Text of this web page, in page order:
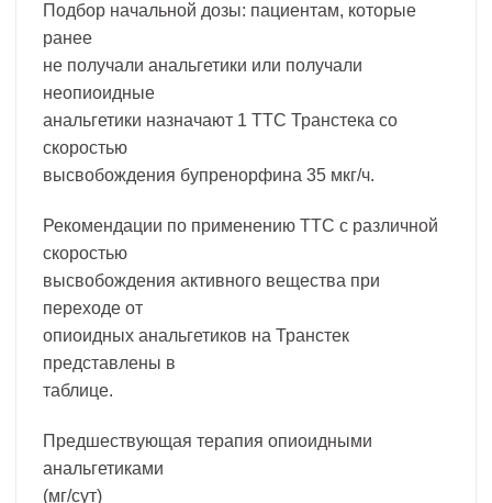
Подбор начальной дозы: пациентам, которые
ранее
не получали анальгетики или получали
неопиоидные
анальгетики назначают 1 ТТС Транстека со
скоростью
высвобождения бупренорфина 35 мкг/ч.
Рекомендации по применению ТТС с различной
скоростью
высвобождения активного вещества при
переходе от
опиоидных анальгетиков на Транстек
представлены в
таблице.
Предшествующая терапия опиоидными
анальгетиками
(мг/сут)